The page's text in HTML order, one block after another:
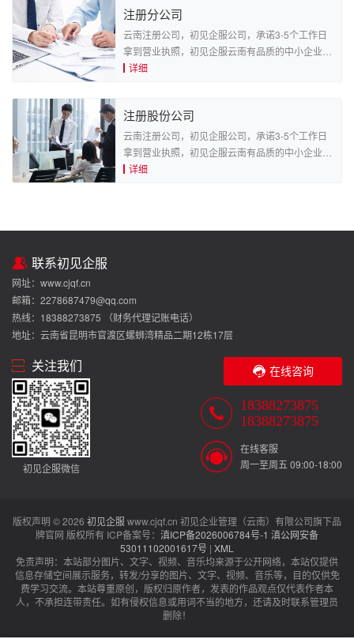
注册分公司
云南注册公司，初见企服公司，承诺3-5个工作日
拿到营业执照，初见企服云南有品质的中小企业服
务平台。
详细
注册股份公司
云南注册公司，初见企服公司，承诺3-5个工作日
拿到营业执照，初见企服云南有品质的中小企业服
务平台。
详细
联系初见企服
网址：www.cjqf.cn
邮箱：2278687479@qq.com
热线：18388273875 （财务代理记账电话）
地址：云南省昆明市官渡区螺蛳湾精品二期12栋17层
关注我们
初见企服微信
在线咨询
18388273875
18388273875
在线客服
周一至周五 09:00-18:00
版权声明 © 2026 初见企服 www.cjqf.cn 初见企业管理（云南）有限公司旗下品
牌官网 版权所有 ICP备案号： 滇ICP备2026006784号-1 滇公网安备
53011102001617号 | XML
免责声明：本站部分图片、文字、视频、音乐均来源于公开网络，本站仅提供
信息存储空间展示服务，转发/分享的图片、文字、视频、音乐等，目的仅供免
费学习交流。本站尊重原创，版权归原作者，发表的作品观点仅代表作者本
人，不承担连带责任。如有侵权信息或用词不当的地方，还请及时联系管理员
删除！